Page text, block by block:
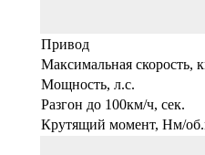
Привод
Максимальная скорость,
Мощность, л.с.
Разгон до 100км/ч, сек.
Крутящий момент, Нм/